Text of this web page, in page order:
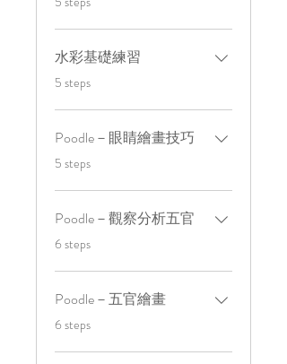
水彩基礎練習
.5 steps
Poodle－眼睛繪畫技巧
.5 steps
Poodle－觀察分析五官
.6 steps
Poodle－五官繪畫
.6 steps